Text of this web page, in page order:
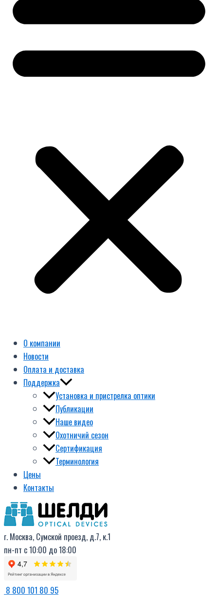
О компании
Новости
Оплата и доставка
Поддержка
Установка и пристрелка оптики
Публикации
Наше видео
Охотничий сезон
Сертификация
Терминология
Цены
Контакты
г. Москва, Сумской проезд, д.7, к.1
пн-пт с 10:00 до 18:00
8 800 101 80 95